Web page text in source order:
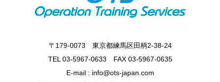
〒179-0073 東京都練馬区田柄2-38-24
TEL 03-5967-0633 FAX 03-5967-0635
E-mail : info@ots-japan.com